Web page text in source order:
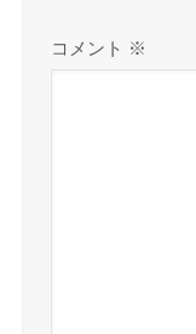
コメント ※